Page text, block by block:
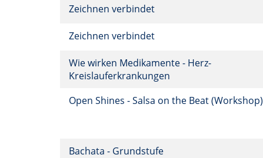
Zeichnen verbindet
Zeichnen verbindet
Wie wirken Medikamente - Herz-
Kreislauferkrankungen
Open Shines - Salsa on the Beat (Workshop)
Bachata - Grundstufe